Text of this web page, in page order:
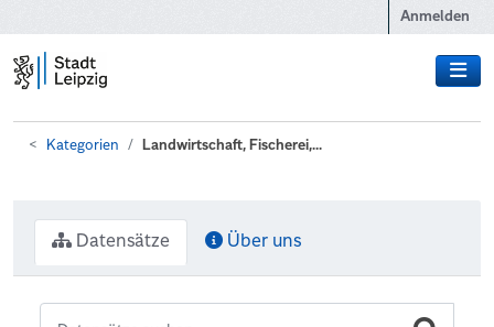
Anmelden
Kategorien Landwirtschaft, Fischerei,...
Datensätze Über uns